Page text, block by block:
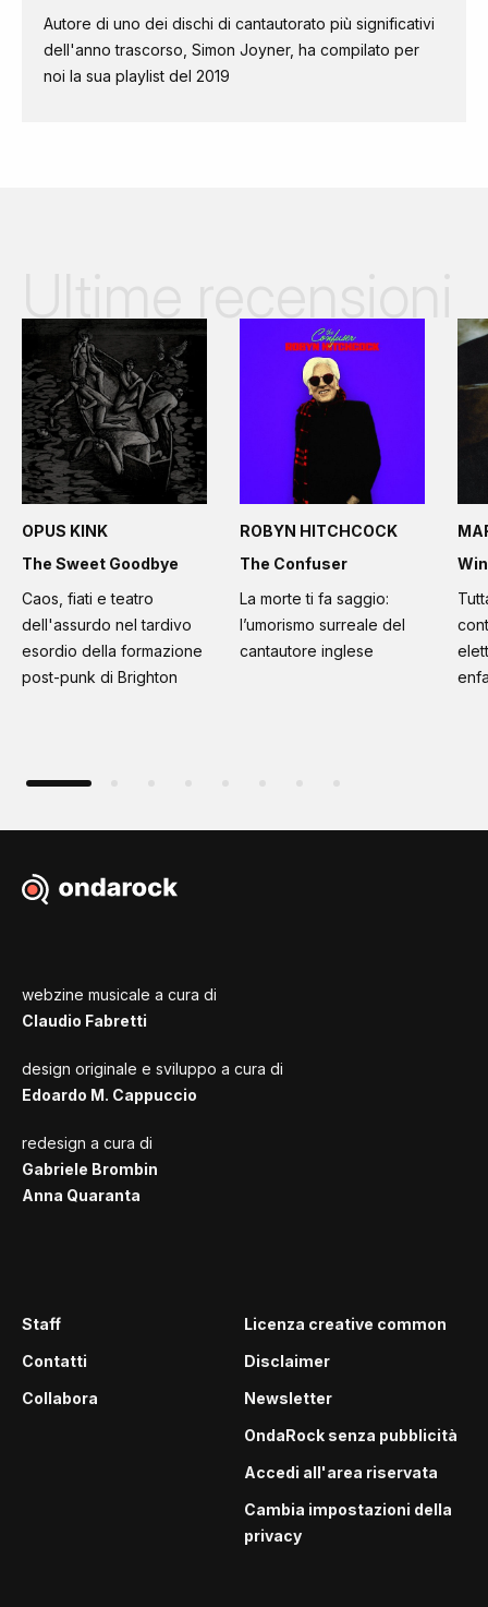
Autore di uno dei dischi di cantautorato più significativi
dell'anno trascorso, Simon Joyner, ha compilato per
noi la sua playlist del 2019
OPUS KINK
The Sweet Goodbye
Caos, fiati e teatro
dell'assurdo nel tardivo
esordio della formazione
post-punk di Brighton
ROBYN HITCHCOCK
The Confuser
La morte ti fa saggio:
l’umorismo surreale del
cantautore inglese
webzine musicale a cura di
Claudio Fabretti
design originale e sviluppo a cura di
Edoardo M. Cappuccio
redesign a cura di
Gabriele Brombin
Anna Quaranta
Staff
Contatti
Collabora
Licenza creative common
Disclaimer
Newsletter
OndaRock senza pubblicità
Accedi all'area riservata
Cambia impostazioni della
privacy